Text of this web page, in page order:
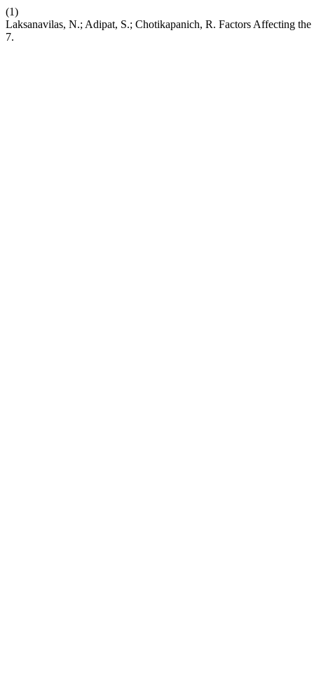
(1)
Laksanavilas, N.; Adipat, S.; Chotikapanich, R. Factors Affecting
7.